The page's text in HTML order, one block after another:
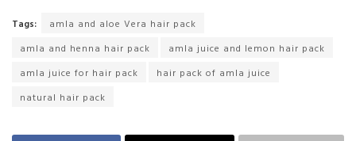
Tags:
amla and aloe Vera hair pack
amla and henna hair pack
amla juice and lemon hair pack
amla juice for hair pack
hair pack of amla juice
natural hair pack